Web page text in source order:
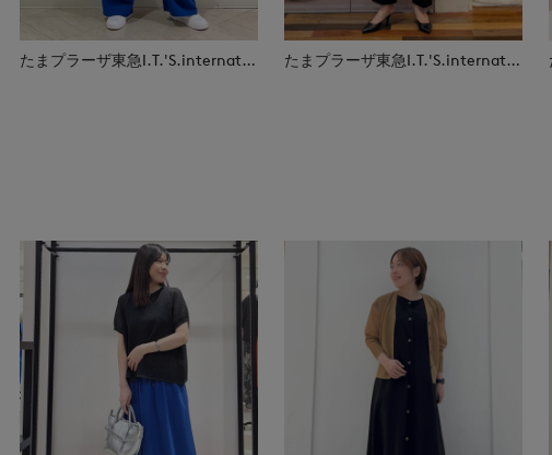
たまプラーザ東急I.T.'S.international たまプラーザ東急I.T.'S.international